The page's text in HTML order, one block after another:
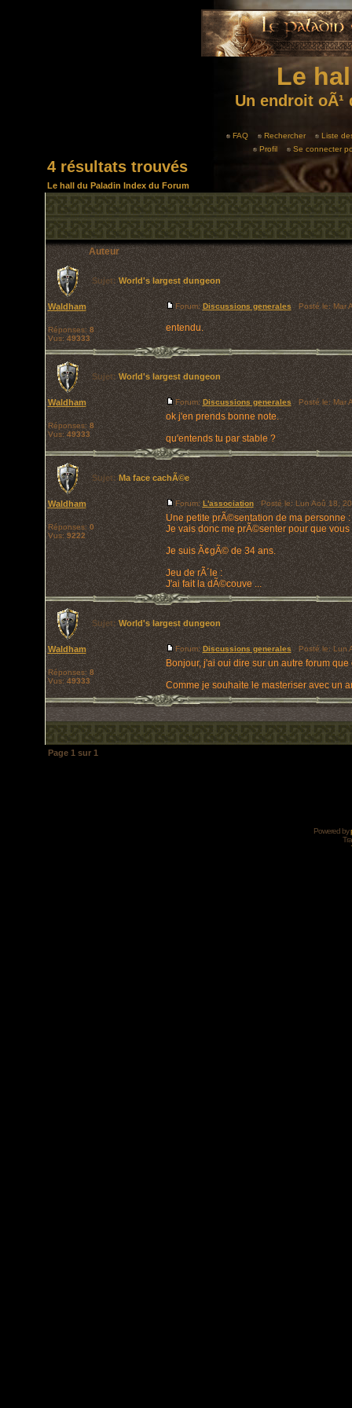
Le
Un endroit
FAQ Rechercher
Liste
Profil
Se connecter
4 résultats trouvés
Le hall du Paladin Index du Forum
Auteur
Sujet:World's largest dungeon
Waldham
Réponses:8
Vus:49333
Forum:Discussions generalesPosté le: Mar
entendu.
Sujet:World's largest dungeon
Waldham
Réponses:8
Vus:49333
Forum:Discussions generalesPosté le: Mar
ok j'en prends bonne note.
qu'entends tu par stable ?
Sujet:Ma face cachÃ©e
Waldham
Réponses:0
Vus:9222
Forum:L'associationPosté le: Lun Aoû 18,
Une petite prÃ©sentation de ma personne :
Je vais donc me prÃ©senter pour que
Je suis Ã¢gÃ© de 34 ans.
Jeu de rÃ´le :
J'ai fait la dÃ©couve ...
Sujet:World's largest dungeon
Waldham
Réponses:8
Vus:49333
Forum:Discussions generalesPosté le: Lun
Bonjour, j'ai oui dire sur un autre forum
Comme je souhaite le masteriser avec un
Page 1 sur 1
Powered by